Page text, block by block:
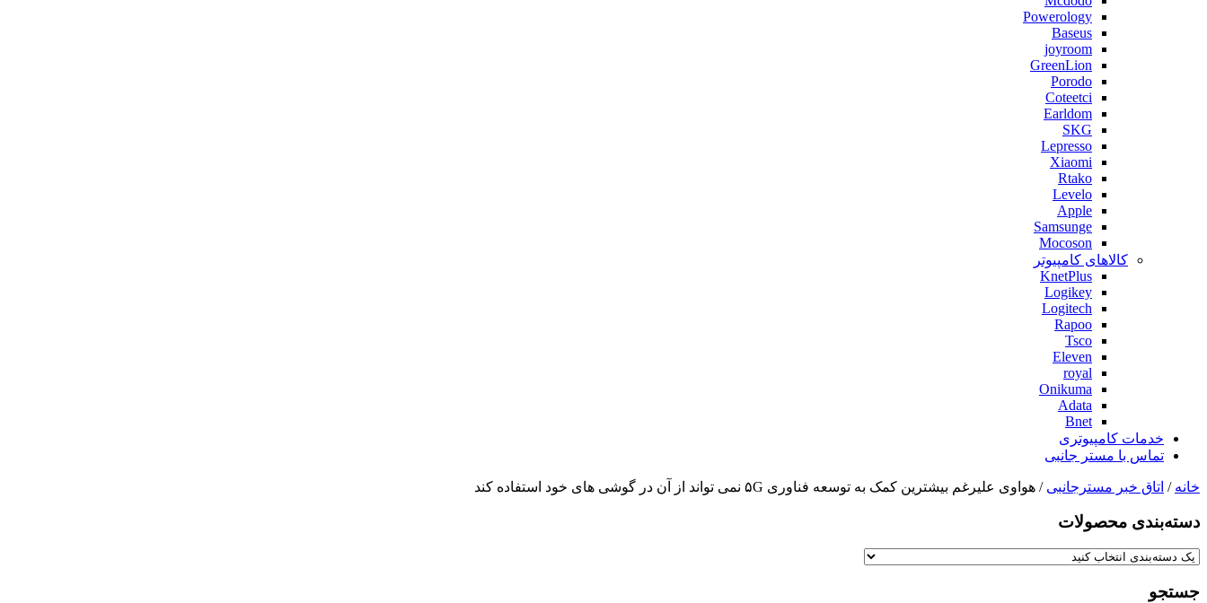
Powerology
Baseus
joyroom
GreenLion
Porodo
Coteetci
Earldom
SKG
Lepresso
Xiaomi
Rtako
Levelo
Apple
Samsunge
Mocoson
کالاهای کامپیوتر
KnetPlus
Logikey
Logitech
Rapoo
Tsco
Eleven
royal
Onikuma
Adata
Bnet
خدمات کامپیوتری
تماس با مستر جانبی
خانه / اتاق خبر مسترجانبی / هواوی علیرغم بیشترین کمک به توسعه فناوری ۵G نمی‌ تواند از آن در گوشی های خود استفاده کند
دسته‌بندی‌ محصولات
جستجو